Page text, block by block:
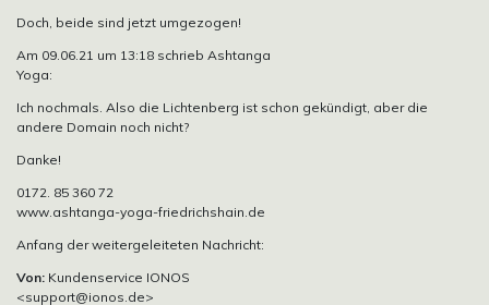
Doch, beide sind jetzt umgezogen!
Am 09.06.21 um 13:18 schrieb Ashtanga
Yoga:
Ich nochmals. Also die Lichtenberg ist schon gekündigt, aber die
andere Domain noch nicht?
Danke!
0172. 85 360 72
www.ashtanga-yoga-friedrichshain.de
Anfang der weitergeleiteten Nachricht:
Von: Kundenservice IONOS
<support@ionos.de>